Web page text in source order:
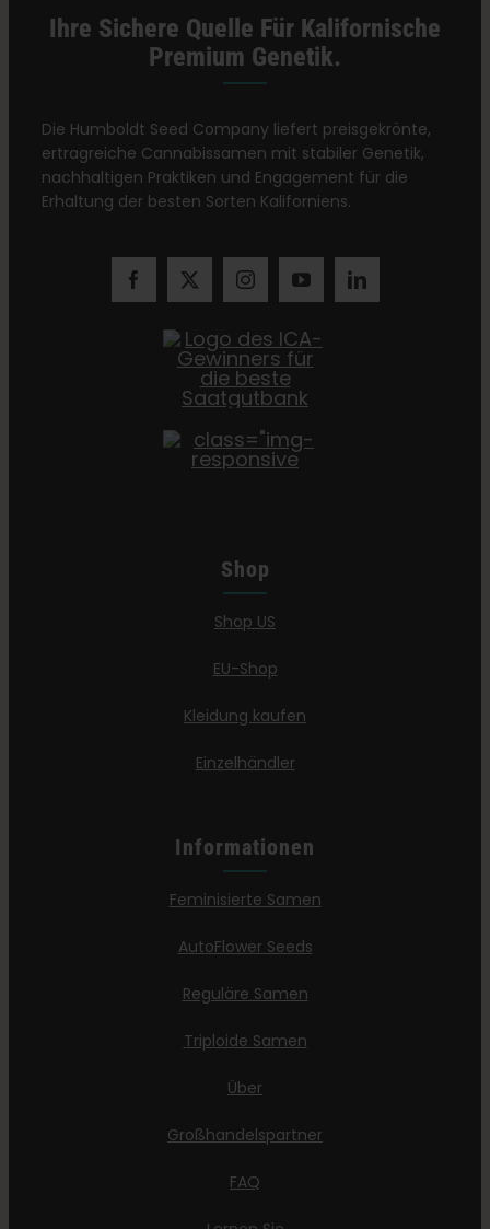
Ihre Sichere Quelle Für Kalifornische
Premium Genetik.
Die Humboldt Seed Company liefert preisgekrönte,
ertragreiche Cannabissamen mit stabiler Genetik,
nachhaltigen Praktiken und Engagement für die
Erhaltung der besten Sorten Kaliforniens.
Shop
Shop US
EU-Shop
Kleidung kaufen
Einzelhändler
Informationen
Feminisierte Samen
AutoFlower Seeds
Reguläre Samen
Triploide Samen
Über
Großhandelspartner
FAQ